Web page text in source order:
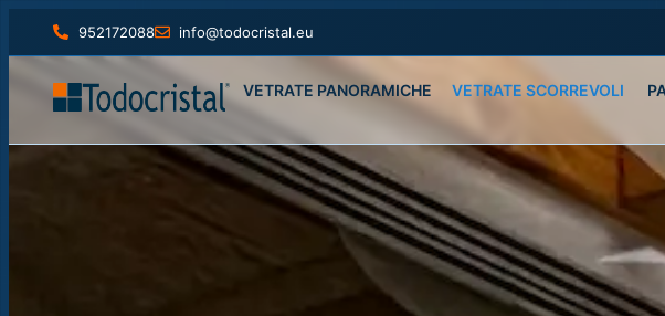
952172088 info@todocristal.eu
VETRATE PANORAMICHE VETRATE SCORREVOLI